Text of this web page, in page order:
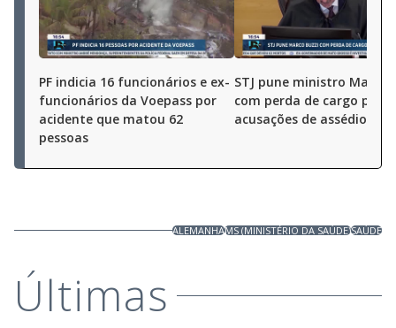
PF indicia 16 funcionários e ex-
funcionários da Voepass por
acidente que matou 62
pessoas
STJ pune ministro Marco
com perda de cargo por
acusações de assédio
ALEMANHAMS (MINISTÉRIO DA SAÚDE)SAÚDE
Últimas